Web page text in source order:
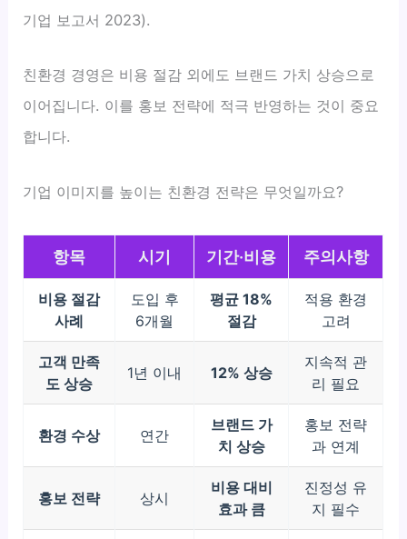
기업 보고서 2023).
친환경 경영은 비용 절감 외에도 브랜드 가치 상승으로
이어집니다. 이를 홍보 전략에 적극 반영하는 것이 중요
합니다.
기업 이미지를 높이는 친환경 전략은 무엇일까요?
항목 시기 기간·비용 주의사항
비용 절감
사례
도입 후
6개월
평균 18%
절감
적용 환경
고려
고객 만족
도 상승
1년 이내 12% 상승
지속적 관
리 필요
환경 수상 연간
브랜드 가
치 상승
홍보 전략
과 연계
홍보 전략 상시
비용 대비
효과 큼
진정성 유
지 필수